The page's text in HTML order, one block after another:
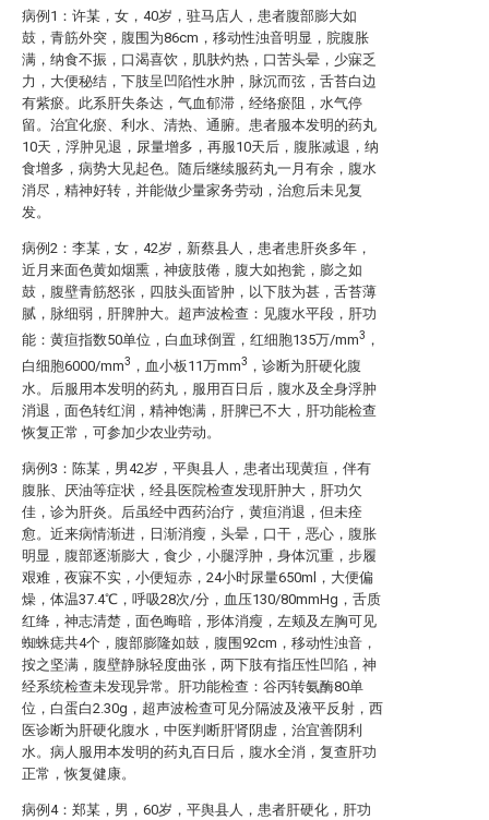
病例1：许某，女，40岁，驻马店人，患者腹部膨大如
鼓，青筋外突，腹围为86cm，移动性浊音明显，脘腹胀
满，纳食不振，口渴喜饮，肌肤灼热，口苦头晕，少寐乏
力，大便秘结，下肢呈凹陷性水肿，脉沉而弦，舌苔白边
有紫瘀。此系肝失条达，气血郁滞，经络瘀阻，水气停
留。治宜化瘀、利水、清热、通腑。患者服本发明的药丸
10天，浮肿见退，尿量增多，再服10天后，腹胀减退，纳
食增多，病势大见起色。随后继续服药丸一月有余，腹水
消尽，精神好转，并能做少量家务劳动，治愈后未见复
发。
病例2：李某，女，42岁，新蔡县人，患者患肝炎多年，
近月来面色黄如烟熏，神疲肢倦，腹大如抱瓮，膨之如
鼓，腹壁青筋怒张，四肢头面皆肿，以下肢为甚，舌苔薄
腻，脉细弱，肝脾肿大。超声波检查：见腹水平段，肝功
能：黄疸指数50单位，白血球倒置，红细胞135万/mm3 ，
白细胞6000/mm3 ，血小板11万mm3 ，诊断为肝硬化腹
水。后服用本发明的药丸，服用百日后，腹水及全身浮肿
消退，面色转红润，精神饱满，肝脾已不大，肝功能检查
恢复正常，可参加少农业劳动。
病例3：陈某，男42岁，平舆县人，患者出现黄疸，伴有
腹胀、厌油等症状，经县医院检查发现肝肿大，肝功欠
佳，诊为肝炎。后虽经中西药治疗，黄疸消退，但未痊
愈。近来病情渐进，日渐消瘦，头晕，口干，恶心，腹胀
明显，腹部逐渐膨大，食少，小腿浮肿，身体沉重，步履
艰难，夜寐不实，小便短赤，24小时尿量650ml，大便偏
燥，体温37.4℃，呼吸28次/分，血压130/80mmHg，舌质
红绛，神志清楚，面色晦暗，形体消瘦，左颊及左胸可见
蜘蛛痣共4个，腹部膨隆如鼓，腹围92cm，移动性浊音，
按之坚满，腹壁静脉轻度曲张，两下肢有指压性凹陷，神
经系统检查未发现异常。肝功能检查：谷丙转氨酶80单
位，白蛋白2.30g，超声波检查可见分隔波及液平反射，西
医诊断为肝硬化腹水，中医判断肝肾阴虚，治宜善阴利
水。病人服用本发明的药丸百日后，腹水全消，复查肝功
正常，恢复健康。
病例4：郑某，男，60岁，平舆县人，患者肝硬化，肝功